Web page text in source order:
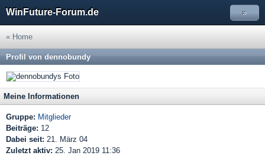
WinFuture-Forum.de »
« Home
Profil von dennobundy
Meine Informationen
Gruppe: Mitglieder
Beiträge: 12
Dabei seit: 21. März 04
Zuletzt aktiv: 25. Jan 2019 11:36